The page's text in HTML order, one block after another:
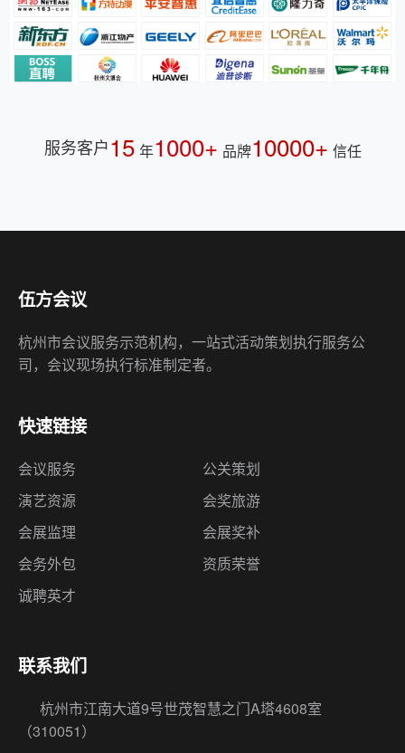
服务客户15 年1000+ 品牌10000+ 信任
伍方会议
杭州市会议服务示范机构，一站式活动策划执行服务公
司，会议现场执行标准制定者。
快速链接
会议服务
公关策划
演艺资源
会奖旅游
会展监理
会展奖补
会务外包
资质荣誉
诚聘英才
联系我们
杭州市江南大道9号世茂智慧之门A塔4608室
（310051）